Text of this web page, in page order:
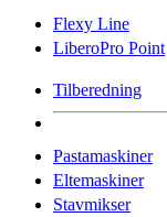
Flexy Line
LiberoPro Point
Tilberedning
Pastamaskiner
Eltemaskiner
Stavmikser